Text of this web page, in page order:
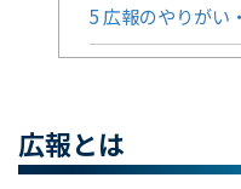
5 広報のやりがい
広報とは